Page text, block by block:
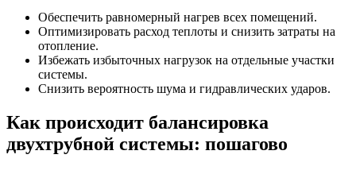
Обеспечить равномерный нагрев всех помещений.
Оптимизировать расход теплоты и снизить затраты на
отопление.
Избежать избыточных нагрузок на отдельные участки
системы.
Снизить вероятность шума и гидравлических ударов.
Как происходит балансировка
двухтрубной системы: пошагово